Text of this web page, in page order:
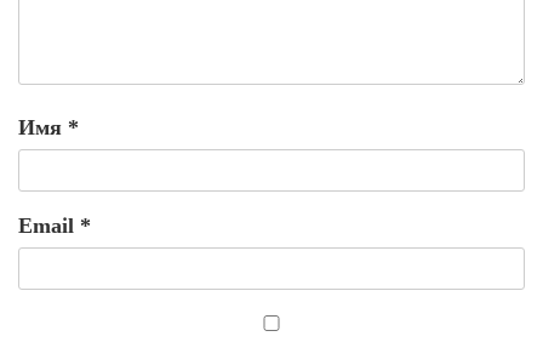
Имя *
Email *